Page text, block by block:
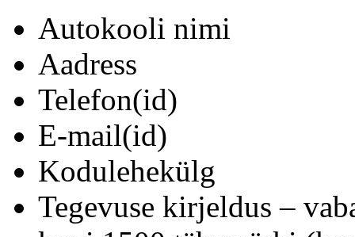
Autokooli nimi
Aadress
Telefon(id)
E-mail(id)
Kodulehekülg
Tegevuse kirjeldus –